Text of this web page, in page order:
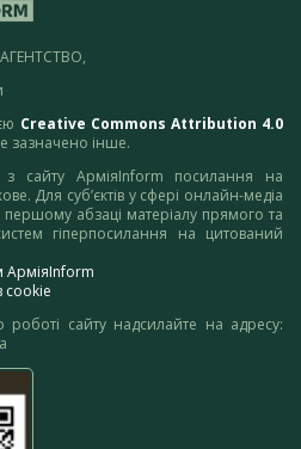
Creative Commons Attribution 4.0
зазначено інше.
з сайту АрміяInform посилання на
Для суб’єктів у сфері онлайн-медіа
абзаці матеріалу прямого та
гіперпосилання на цитований
АрміяInform
cookie
роботі сайту надсилайте на адресу: